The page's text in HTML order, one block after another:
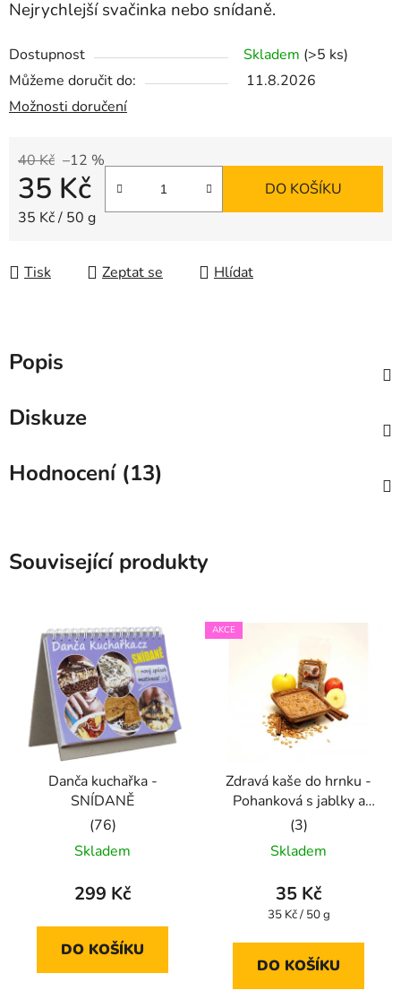
Nejrychlejší svačinka nebo snídaně.
Dostupnost Skladem (>5 ks)
Můžeme doručit do:
11.8.2026
Možnosti doručení
40 Kč –12 %
35 Kč
Měrná cena:
35 Kč / 50 g
DO KOŠÍKU
Tisk Zeptat se Hlídat
Popis
Diskuze
Hodnocení (13)
Související produkty
Danča kuchařka -
SNÍDANĚ
Průměrné
hodnocení
produktu
5,0
z
Skladem
299 Kč
DO KOŠÍKU
AKCE
Zdravá kaše do hrnku -
Pohanková s jablky a
skořicí
Průměrné
hodnocení
produktu
je
z
Skladem
35 Kč
Měrná
35 Kč / 50 g
DO KOŠÍKU